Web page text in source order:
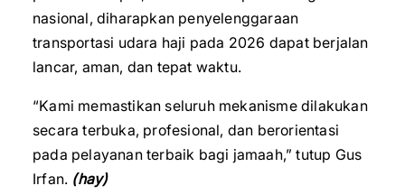
nasional, diharapkan penyelenggaraan
transportasi udara haji pada 2026 dapat berjalan
lancar, aman, dan tepat waktu.
“Kami memastikan seluruh mekanisme dilakukan
secara terbuka, profesional, dan berorientasi
pada pelayanan terbaik bagi jamaah,” tutup Gus
Irfan. (hay)